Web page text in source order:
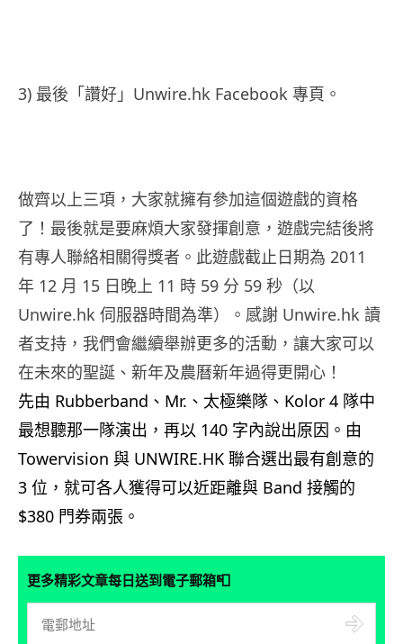
3) 最後「讚好」Unwire.hk Facebook 專頁。
做齊以上三項，大家就擁有參加這個遊戲的資格
了！最後就是要麻煩大家發揮創意，遊戲完結後將
有專人聯絡相關得獎者。此遊戲截止日期為 2011
年 12 月 15 日晚上 11 時 59 分 59 秒（以
Unwire.hk 伺服器時間為準）。感謝 Unwire.hk 讀
者支持，我們會繼續舉辦更多的活動，讓大家可以
在未來的聖誕、新年及農曆新年過得更開心！
先由 Rubberband、Mr.、太極樂隊、Kolor 4 隊中
最想聽那一隊演出，再以 140 字內說出原因。由
Towervision 與 UNWIRE.HK 聯合選出最有創意的
3 位，就可各人獲得可以近距離與 Band 接觸的
$380 門券兩張。
更多精彩文章每日送到電子郵箱📮